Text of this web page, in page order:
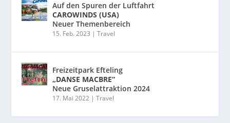
Auf den Spuren der Luftfahrt
CAROWINDS (USA)
Neuer Themenbereich
15. Feb. 2023 |Travel
Freizeitpark Efteling
„DANSE MACBRE“
Neue Gruselattraktion 2024
17. Mai 2022 |Travel